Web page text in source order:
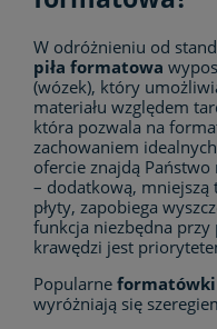
W odróżnieniu od
piła formatowa
(wózek), który
materiału względem
która pozwala na
zachowaniem
ofercie znajdą
– dodatkową, mniejszą
płyty, zapobiega
funkcja niezbędna
krawędzi jest
Popularne
wyróżniają się